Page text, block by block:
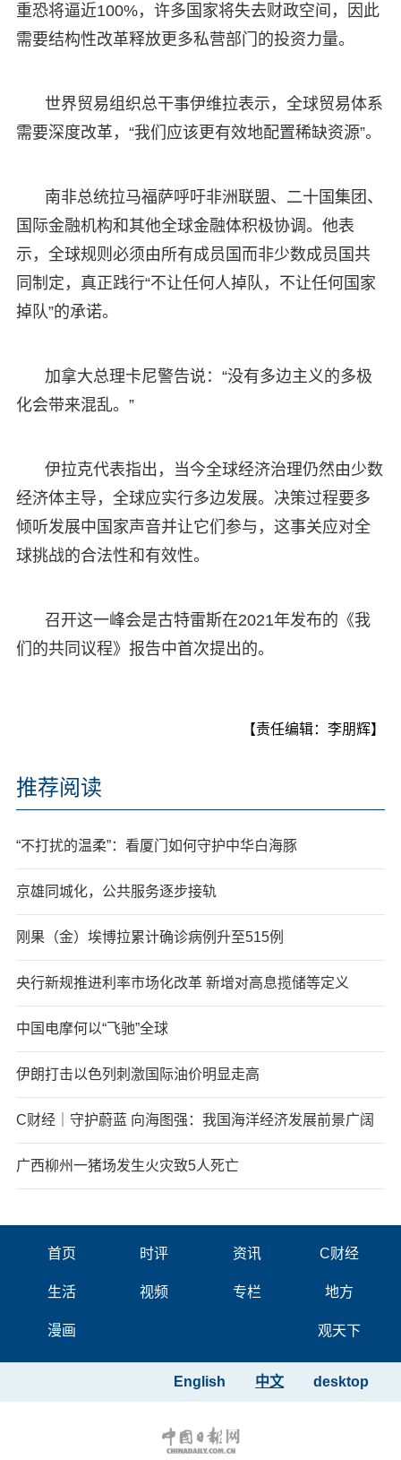
重恐将逼近100%，许多国家将失去财政空间，因此
需要结构性改革释放更多私营部门的投资力量。
世界贸易组织总干事伊维拉表示，全球贸易体系
需要深度改革，“我们应该更有效地配置稀缺资源”。
南非总统拉马福萨呼吁非洲联盟、二十国集团、
国际金融机构和其他全球金融体积极协调。他表
示，全球规则必须由所有成员国而非少数成员国共
同制定，真正践行“不让任何人掉队，不让任何国家
掉队”的承诺。
加拿大总理卡尼警告说：“没有多边主义的多极
化会带来混乱。”
伊拉克代表指出，当今全球经济治理仍然由少数
经济体主导，全球应实行多边发展。决策过程要多
倾听发展中国家声音并让它们参与，这事关应对全
球挑战的合法性和有效性。
召开这一峰会是古特雷斯在2021年发布的《我
们的共同议程》报告中首次提出的。
【责任编辑：李朋辉】
推荐阅读
“不打扰的温柔”：看厦门如何守护中华白海豚
京雄同城化，公共服务逐步接轨
刚果（金）埃博拉累计确诊病例升至515例
央行新规推进利率市场化改革 新增对高息揽储等定义
中国电摩何以“飞驰”全球
伊朗打击以色列刺激国际油价明显走高
C财经｜守护蔚蓝 向海图强：我国海洋经济发展前景广阔
广西柳州一猪场发生火灾致5人死亡
首页 时评 资讯 C财经
生活 视频 专栏 地方
漫画 观天下
desktop
中文
English